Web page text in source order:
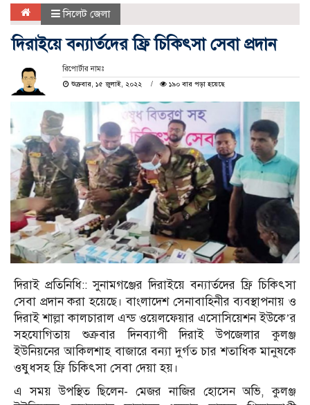
সিলেট জেলা
দিরাইয়ে বন্যার্তদের ফ্রি চিকিৎসা সেবা প্রদান
রিপোর্টার নামঃ
শুক্রবার, ১৫ জুলাই, ২০২২
১৯০ বার পড়া হয়েছে
দিরাই প্রতিনিধি:: সুনামগঞ্জের দিরাইয়ে বন্যার্তদের ফ্রি চিকিৎসা
সেবা প্রদান করা হয়েছে। বাংলাদেশ সেনাবাহিনীর ব্যবস্থাপনায় ও
দিরাই শাল্লা কালচারাল এন্ড ওয়েলফেয়ার এসোসিয়েশন ইউকে’র
সহযোগিতায় শুক্রবার দিনব্যাপী দিরাই উপজেলার কুলঞ্জ
ইউনিয়নের আকিলশাহ বাজারে বন্যা দুর্গত চার শতাধিক মানুষকে
ওষুধসহ ফ্রি চিকিৎসা সেবা দেয়া হয়।
এ সময় উপস্থিত ছিলেন- মেজর নাজির হোসেন অভি, কুলঞ্জ